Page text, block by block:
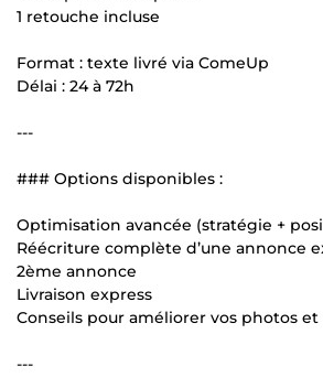
1 retouche incluse
Format : texte livré via ComeUp
Délai : 24 à 72h
---
### Options disponibles :
Optimisation avancée (stratégie +
Réécriture complète d’une annonce
2ème annonce
Livraison express
Conseils pour améliorer vos photos
---